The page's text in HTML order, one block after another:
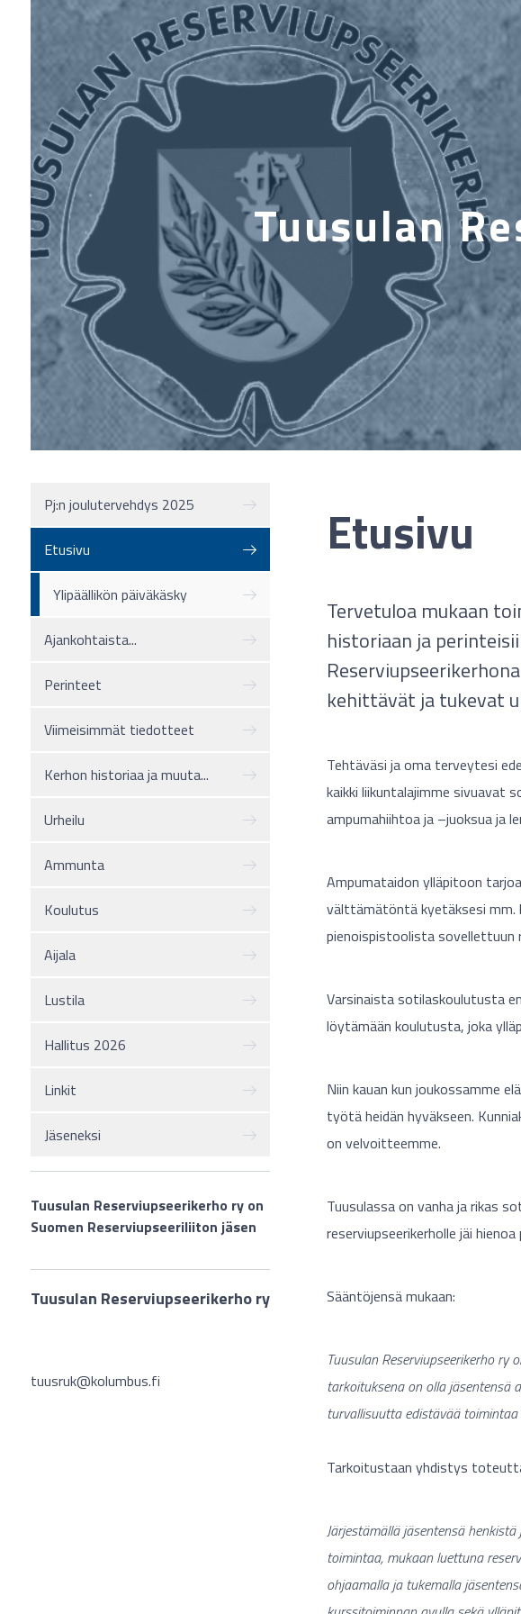
Tuusulan
Pj:n joulutervehdys 2025
Etusivu
Ylipäällikön päiväkäsky
Ajankohtaista...
Perinteet
Viimeisimmät tiedotteet
Kerhon historiaa ja muuta...
Urheilu
Ammunta
Koulutus
Aijala
Lustila
Hallitus 2026
Linkit
Jäseneksi
Tuusulan Reserviupseerikerho ry on
Suomen Reserviupseeriliiton jäsen
Tuusulan Reserviupseerikerho ry
tuusruk@kolumbus.fi
Etusivu
Tervetuloa mukaan
historiaan ja
kehittävät ja tukevat
Tehtäväsi ja oma terveytesi
kaikki liikuntalajimme sivuavat
ampumahiihtoa ja –juoksua ja
Ampumataidon ylläpitoon
välttämätöntä kyetäksesi mm.
pienoispistoolista sovellettuun
Varsinaista sotilaskoulutusta
löytämään koulutusta, joka
Niin kauan kun joukossamme
työtä heidän hyväkseen.
on velvoitteemme.
Tuusulassa on vanha ja rikas
reserviupseerikerholle jäi
Sääntöjensä mukaan:
Tuusulan Reserviupseerikerho ry
tarkoituksena on olla jäsentensä
turvallisuutta edistävää toimintaa
Tarkoitustaan yhdistys
Järjestämällä jäsentensä
toimintaa, mukaan luettuna
ohjaamalla ja tukemalla